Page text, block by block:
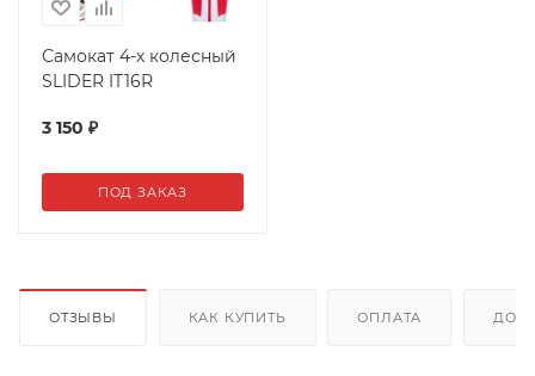
Самокат 4-х колесный
SLIDER IT16R
3 150 ₽
ПОД ЗАКАЗ
ОТЗЫВЫ КАК КУПИТЬ ОПЛАТА